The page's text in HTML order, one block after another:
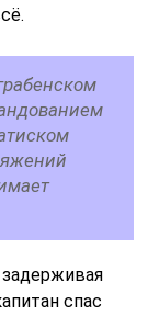
спас